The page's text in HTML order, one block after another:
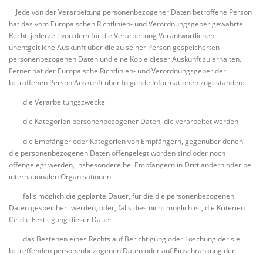
Jede von der Verarbeitung personenbezogener Daten betroffene Person
hat das vom Europäischen Richtlinien- und Verordnungsgeber gewährte
Recht, jederzeit von dem für die Verarbeitung Verantwortlichen
unentgeltliche Auskunft über die zu seiner Person gespeicherten
personenbezogenen Daten und eine Kopie dieser Auskunft zu erhalten.
Ferner hat der Europäische Richtlinien- und Verordnungsgeber der
betroffenen Person Auskunft über folgende Informationen zugestanden:
die Verarbeitungszwecke
die Kategorien personenbezogener Daten, die verarbeitet werden
die Empfänger oder Kategorien von Empfängern, gegenüber denen
die personenbezogenen Daten offengelegt worden sind oder noch
offengelegt werden, insbesondere bei Empfängern in Drittländern oder bei
internationalen Organisationen
falls möglich die geplante Dauer, für die die personenbezogenen
Daten gespeichert werden, oder, falls dies nicht möglich ist, die Kriterien
für die Festlegung dieser Dauer
das Bestehen eines Rechts auf Berichtigung oder Löschung der sie
betreffenden personenbezogenen Daten oder auf Einschränkung der